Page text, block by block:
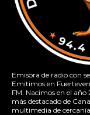
Emisora de radio con
Emitimos en
FM. Nacimos en el
más destacado de
multimedia de